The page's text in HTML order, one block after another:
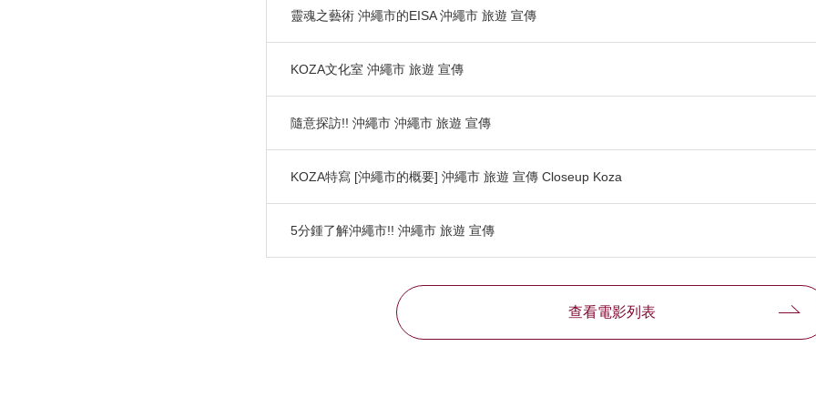
靈魂之藝術 沖繩市的EISA 沖繩市 旅遊 宣傳
KOZA文化室 沖繩市 旅遊 宣傳
隨意探訪!! 沖繩市 沖繩市 旅遊 宣傳
KOZA特寫 [沖繩市的概要] 沖繩市 旅遊 宣傳 Closeup Koza
5分鍾了解沖繩市!! 沖繩市 旅遊 宣傳
查看電影列表